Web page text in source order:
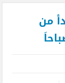
العلمية
من